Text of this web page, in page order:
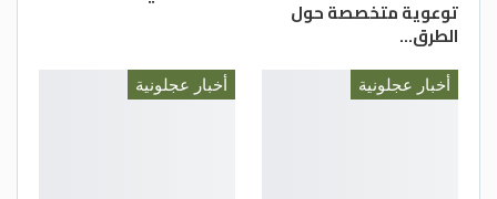
توعوية متخصصة حول
الطرق…
أخبار عجلونية أخبار عجلونية